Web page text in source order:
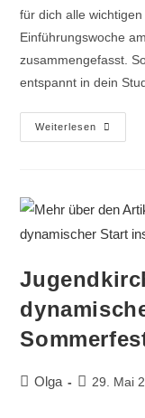
für dich alle
Einführungswoche
zusammengefasst.
entspannt in dein
Weiterlesen
Olga 29. Mai